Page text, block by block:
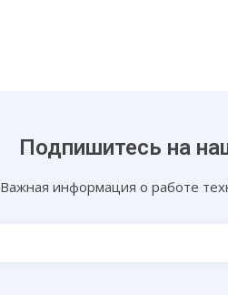
Подпишитесь на
Важная информация о работе